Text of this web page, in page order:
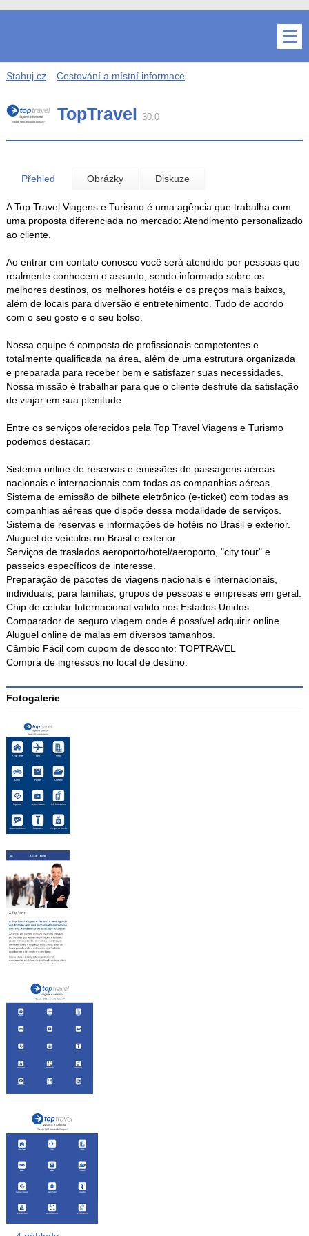
Stahuj.cz Cestování a místní informace
TopTravel 30.0
Přehled Obrázky Diskuze
A Top Travel Viagens e Turismo é uma agência que trabalha com
uma proposta diferenciada no mercado: Atendimento personalizado
ao cliente.
Ao entrar em contato conosco você será atendido por pessoas que
realmente conhecem o assunto, sendo informado sobre os
melhores destinos, os melhores hotéis e os preços mais baixos,
além de locais para diversão e entretenimento. Tudo de acordo
com o seu gosto e o seu bolso.
Nossa equipe é composta de profissionais competentes e
totalmente qualificada na área, além de uma estrutura organizada
e preparada para receber bem e satisfazer suas necessidades.
Nossa missão é trabalhar para que o cliente desfrute da satisfação
de viajar em sua plenitude.
Entre os serviços oferecidos pela Top Travel Viagens e Turismo
podemos destacar:
Sistema online de reservas e emissões de passagens aéreas
nacionais e internacionais com todas as companhias aéreas.
Sistema de emissão de bilhete eletrônico (e-ticket) com todas as
companhias aéreas que dispõe dessa modalidade de serviços.
Sistema de reservas e informações de hotéis no Brasil e exterior.
Aluguel de veículos no Brasil e exterior.
Serviços de traslados aeroporto/hotel/aeroporto, "city tour" e
passeios específicos de interesse.
Preparação de pacotes de viagens nacionais e internacionais,
individuais, para famílias, grupos de pessoas e empresas em geral.
Chip de celular Internacional válido nos Estados Unidos.
Comparador de seguro viagem onde é possível adquirir online.
Aluguel online de malas em diversos tamanhos.
Câmbio Fácil com cupom de desconto: TOPTRAVEL
Compra de ingressos no local de destino.
Fotogalerie